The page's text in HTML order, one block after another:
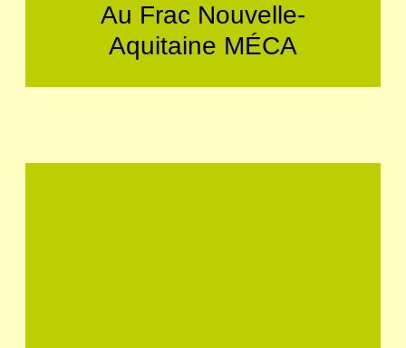
Au Frac Nouvelle-
Aquitaine MÉCA